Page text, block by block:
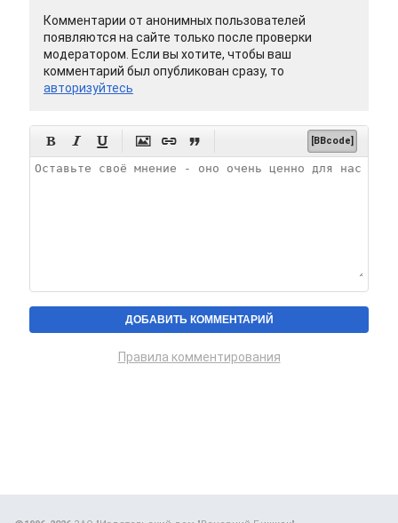
Комментарии от анонимных пользователей
появляются на сайте только после проверки
модератором. Если вы хотите, чтобы ваш
комментарий был опубликован сразу, то
авторизуйтесь
      [BBcode]
Правила комментирования